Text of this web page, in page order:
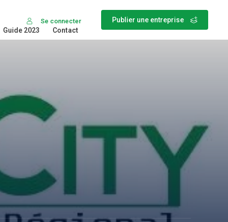
Publier une entreprise
Se connecter
Guide 2023 Contact